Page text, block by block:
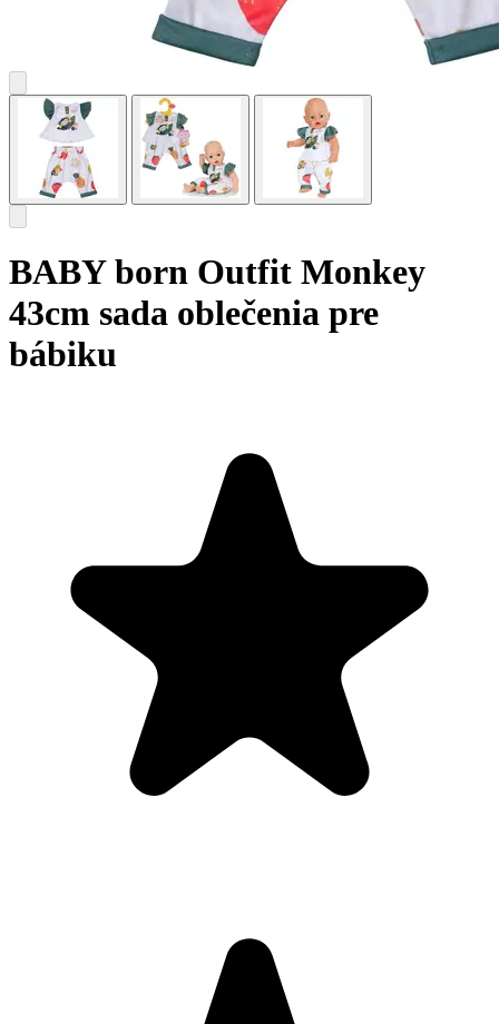
BABY born Outfit Monkey
43cm sada oblečenia pre
bábiku